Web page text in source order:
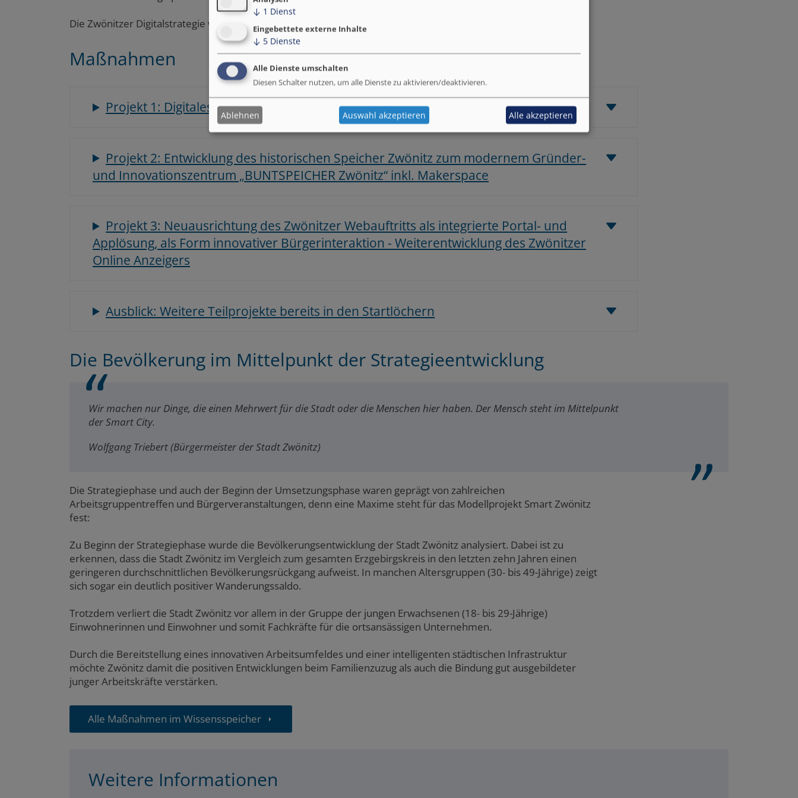
Die Zwönitzer Digitalstrategie wurde am 12.07.2022 einstimmig vom Zwönitzer Stadtrat beschlossen.
Maßnahmen
Projekt 1: Digitales Rufbusmodell ERZmobil
Projekt 2: Entwicklung des historischen Speicher Zwönitz zum modernem Gründer-
und Innovationszentrum „BUNTSPEICHER Zwönitz“ inkl. Makerspace
Projekt 3: Neuausrichtung des Zwönitzer Webauftritts als integrierte Portal- und
Applösung, als Form innovativer Bürgerinteraktion - Weiterentwicklung des Zwönitzer
Online Anzeigers
Ausblick: Weitere Teilprojekte bereits in den Startlöchern
Die Bevölkerung im Mittelpunkt der Strategieentwicklung
Wir machen nur Dinge, die einen Mehrwert für die Stadt oder die Menschen hier haben. Der Mensch steht im Mittelpunkt
der Smart City.
Wolfgang Triebert (Bürgermeister der Stadt Zwönitz)
Die Strategiephase und auch der Beginn der Umsetzungsphase waren geprägt von zahlreichen
Arbeitsgruppentreffen und Bürgerveranstaltungen, denn eine Maxime steht für das Modellprojekt Smart Zwönitz
fest:
Zu Beginn der Strategiephase wurde die Bevölkerungsentwicklung der Stadt Zwönitz analysiert. Dabei ist zu
erkennen, dass die Stadt Zwönitz im Vergleich zum gesamten Erzgebirgskreis in den letzten zehn Jahren einen
geringeren durchschnittlichen Bevölkerungsrückgang aufweist. In manchen Altersgruppen (30‐ bis 49-Jährige) zeigt
sich sogar ein deutlich positiver Wanderungssaldo.
Trotzdem verliert die Stadt Zwönitz vor allem in der Gruppe der jungen Erwachsenen (18‐ bis 29-Jährige)
Einwohnerinnen und Einwohner und somit Fachkräfte für die ortsansässigen Unternehmen.
Durch die Bereitstellung eines innovativen Arbeitsumfeldes und einer intelligenten städtischen Infrastruktur
möchte Zwönitz damit die positiven Entwicklungen beim Familienzuzug als auch die Bindung gut ausgebildeter
junger Arbeitskräfte verstärken.
Alle Maßnahmen im Wissensspeicher
Weitere Informationen
↓ 1 Dienst
Eingebettete externe Inhalte
↓ 5 Dienste
Alle Dienste umschalten
Diesen Schalter nutzen, um alle Dienste zu aktivieren/deaktivieren.
Ablehnen Auswahl akzeptieren Alle akzeptieren